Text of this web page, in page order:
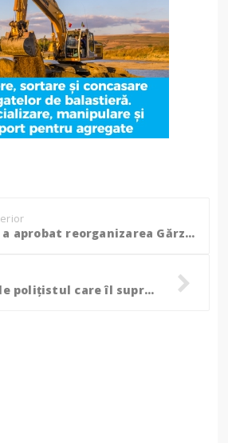
Guvernul a aprobat reorganizarea Gărzii Naționale de Mediu!
Gafele comise de polițistul care îl supraveghea pe deținutul evadat din Botoșani!